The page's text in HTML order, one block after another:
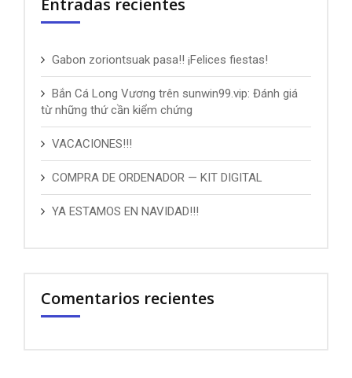
Entradas recientes
Gabon zoriontsuak pasa!! ¡Felices fiestas!
Bắn Cá Long Vương trên sunwin99.vip: Đánh giá
từ những thứ cần kiểm chứng
VACACIONES!!!
COMPRA DE ORDENADOR — KIT DIGITAL
YA ESTAMOS EN NAVIDAD!!!
Comentarios recientes